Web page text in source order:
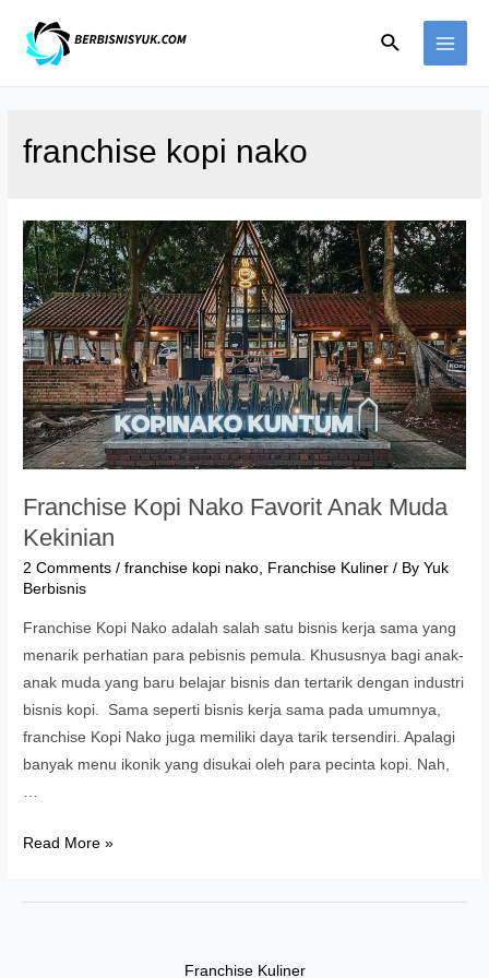
content
Search
franchise kopi nako
Franchise Kopi Nako Favorit Anak Muda
Kekinian
2 Comments /franchise kopi nako, Franchise Kuliner / ByYuk
Berbisnis
Franchise Kopi Nako adalah salah satu bisnis kerja sama yang
menarik perhatian para pebisnis pemula. Khususnya bagi anak-
anak muda yang baru belajar bisnis dan tertarik dengan industri
bisnis kopi. Sama seperti bisnis kerja sama pada umumnya,
franchise Kopi Nako juga memiliki daya tarik tersendiri. Apalagi
banyak menu ikonik yang disukai oleh para pecinta kopi. Nah,
Franchise
Read More »
Franchise Kuliner